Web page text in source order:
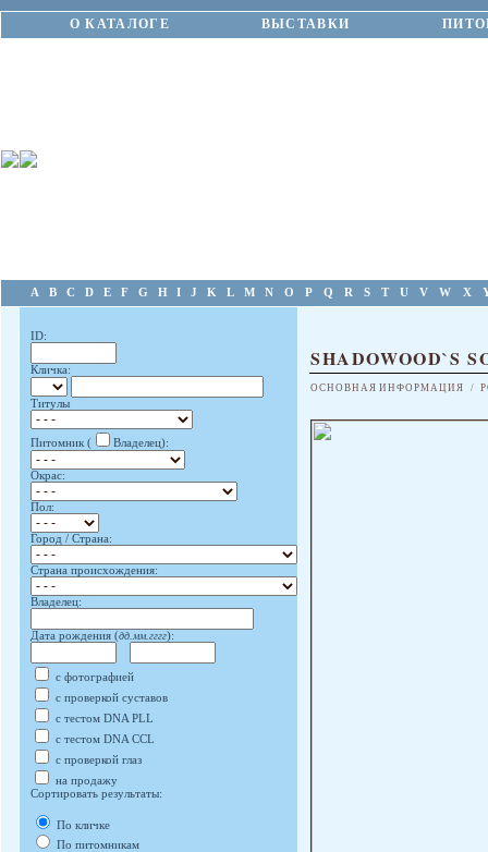
О КАТАЛОГЕ ВЫСТАВКИ
A B C D E F G H I J K L M N O P Q R S T U V W X
ID:
Кличка:
Титулы
Питомник ( Владелец):
Окрас:
Пол:
Город / Страна:
Страна происхождения:
Владелец:
Дата рождения (дд.мм.гггг):
с фотографией
с проверкой суставов
с тестом DNA PLL
с тестом DNA CCL
с проверкой глаз
на продажу
Сортировать результаты:
По кличке
По питомникам
SHADOWOOD`S
ОСНОВНАЯ ИНФОРМАЦИЯ /